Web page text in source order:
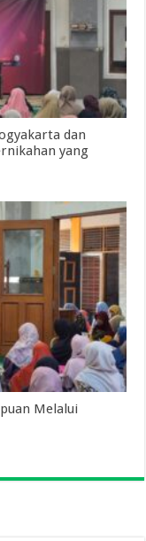
dan
yang
Melalui